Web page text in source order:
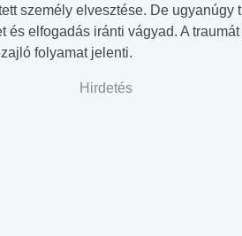
személy elvesztése. De ugyanúgy
és elfogadás iránti vágyad. A
folyamat jelenti.
Hirdetés